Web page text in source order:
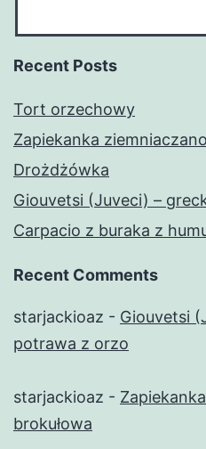
Recent Posts
Tort orzechowy
Zapiekanka
Drożdżówka
Giouvetsi (Juveci) –
Carpacio z buraka z
Recent Comments
starjackioaz - Giouvetsi
potrawa z orzo
starjackioaz -
brokułowa